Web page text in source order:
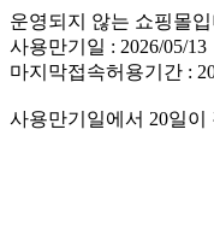
운영되지 않는 쇼핑몰
사용만기일 : 2026/05/13
마지막접속허용기간 :
사용만기일에서 20일